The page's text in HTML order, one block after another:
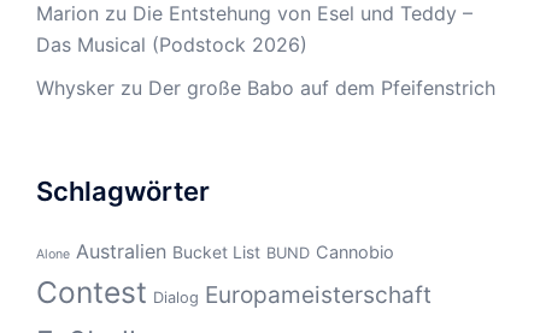
Marion zu Die Entstehung von Esel und Teddy –
Das Musical (Podstock 2026)
Whysker zu Der große Babo auf dem Pfeifenstrich
Schlagwörter
Alone Australien Bucket List BUND Cannobio
Contest Dialog Europameisterschaft